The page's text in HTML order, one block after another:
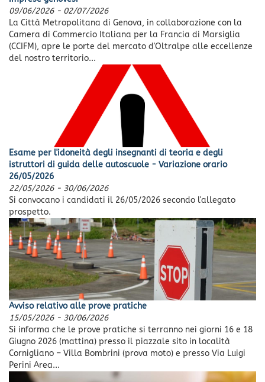
09/06/2026- 02/07/2026
La Città Metropolitana di Genova, in collaborazione con la
Camera di Commercio Italiana per la Francia di Marsiglia
(CCIFM), apre le porte del mercato d'Oltralpe alle eccellenze
del nostro territorio...
Esame per l'idoneità degli insegnanti di teoria e degli
istruttori di guida delle autoscuole - Variazione orario
26/05/2026
22/05/2026- 30/06/2026
Si convocano i candidati il 26/05/2026 secondo l'allegato
prospetto.
Avviso relativo alle prove pratiche
15/05/2026- 30/06/2026
Si informa che le prove pratiche si terranno nei giorni 16 e 18
Giugno 2026 (mattina) presso il piazzale sito in località
Cornigliano – Villa Bombrini (prova moto) e presso Via Luigi
Perini Area...